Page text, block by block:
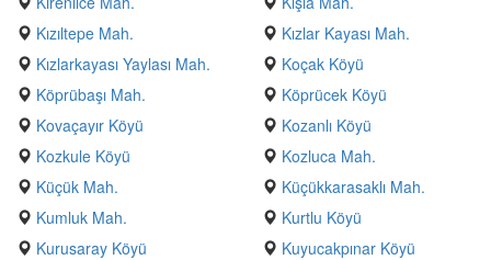
Kızıltepe Mah.
Kızlar Kayası Mah.
Kızlarkayası Yaylası Mah.
Koçak Köyü
Köprübaşı Mah.
Köprücek Köyü
Kovaçayır Köyü
Kozanlı Köyü
Kozkule Köyü
Kozluca Mah.
Küçük Mah.
Küçükkarasaklı Mah.
Kumluk Mah.
Kurtlu Köyü
Kurusaray Köyü
Kuyucakpınar Köyü